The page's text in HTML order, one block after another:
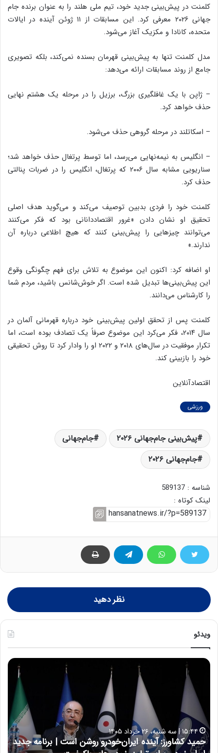
کلمنت در پیش‌بینی جدید خود، تیم ملی هلند را به عنوان برنده جام
جهانی ۲۰۲۶ معرفی کرد. این مسابقات از ۱۱ ژوئن آینده در ایالات
متحده، کانادا و مکزیک آغاز می‌شود.
مدل کلمنت تنها به پیش‌بینی قهرمان بسنده نمی‌کند، بلکه تصویری
جامع از روند مسابقات ارائه می‌دهد:
– ژاپن با یک غافلگیری بزرگ، برزیل را در مرحله یک هشتم نهایی
حذف خواهد کرد.
– اسکاتلند در مرحله گروهی حذف می‌شود.
– انگلیس به نیمه‌نهایی می‌رسد، اما توسط پرتغال حذف خواهد شد؛
سناریویی مشابه سال ۲۰۰۶ که پرتغال، انگلیس را در ضربات پنالتی
حذف کرد.
کلمنت خود را فردی بدبین توصیف می‌کند و می‌گوید هدف اصلی
تحقیق او نشان دادن «غرور اقتصاددانانی بود که فکر می‌کنند
می‌توانند چیز‌هایی را پیش‌بینی کنند که هیچ اطلاعی درباره آن
ندارند.»
او اضافه کرد: اکنون این موضوع به تلاش برای فهم چگونگی وقوع
این پیش‌بینی‌ها تبدیل شده است. اگر خوش‌شانس باشید، مردم شما
را کارشناس می‌دانند.
کلمنت پس از تحقق اولین پیش‌بینی خود درباره قهرمانی آلمان در
سال ۲۰۱۴، فکر می‌کرد این موضوع صرفاً یک تصادف بوده است، اما
تکرار موفقیت در سال‌های ۲۰۱۸ و ۲۰۲۲ او را وادار کرد تا روش تحقیقی
خود را بازبینی کند.
اقتصادآنلاین
ورزشی
پیش‌بینی جام‌جهانی ۲۰۲۶
جام‌جهانی
جام‌جهانی ۲۰۲۶
شناسه : 589137
لینک کوتاه :
نظر دهید
ویدئو
ح
ش
ا
و
ر
۱۵:۴۴ | سه شنبه، ۲۶ خرداد ۱۴۰۵
حمید کشاورز: آینده ایران‌خودرو روشن است | برنامه جدید